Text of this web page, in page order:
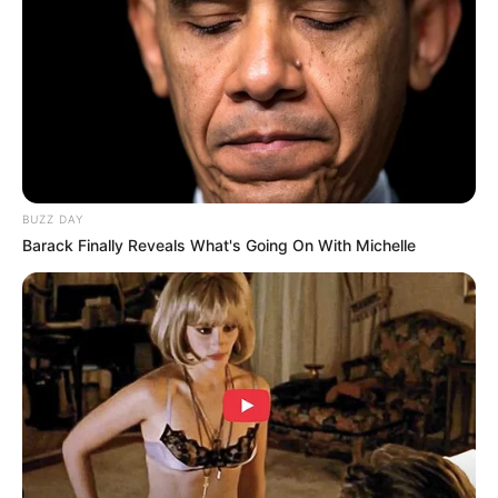
(foto: instagram/rocketpunch_dahyun)
Daftar isi
Biodata & Profil
BUZZ DAY
Barack Finally Reveals What's Going On With Michelle